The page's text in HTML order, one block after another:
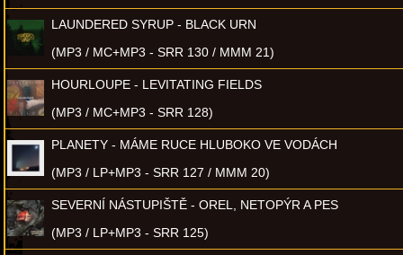
LAUNDERED SYRUP - BLACK URN
(MP3 / MC+MP3 - SRR 130 / MMM 21)
HOURLOUPE - LEVITATING FIELDS
(MP3 / MC+MP3 - SRR 128)
PLANETY - MÁME RUCE HLUBOKO VE VODÁCH
(MP3 / LP+MP3 - SRR 127 / MMM 20)
SEVERNÍ NÁSTUPIŠTĚ - OREL, NETOPÝR A PES
(MP3 / LP+MP3 - SRR 125)